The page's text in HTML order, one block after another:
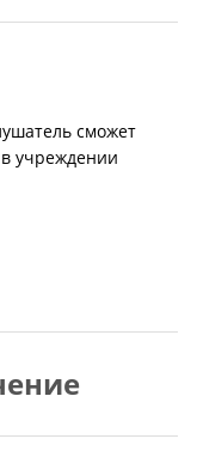
сможет
в учреждении